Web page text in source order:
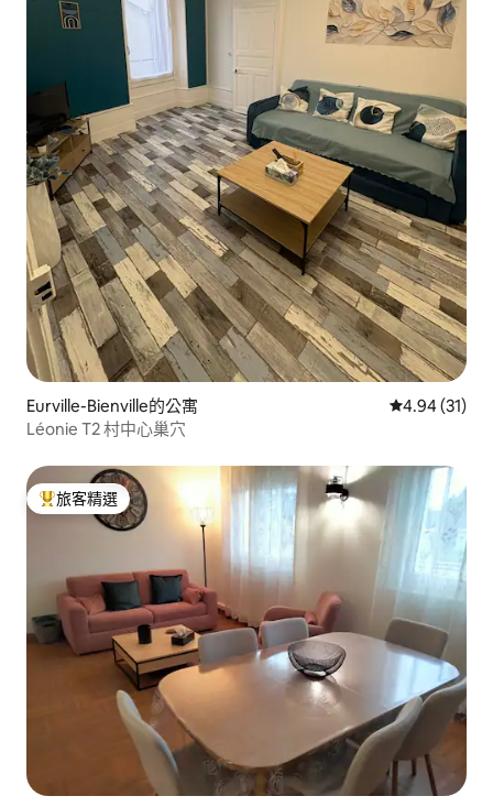
Eurville-Bienville的公寓 從 31 則評價
4.94 (31)
Léonie T2 村中心巢穴
旅客精選榜首
旅客精選